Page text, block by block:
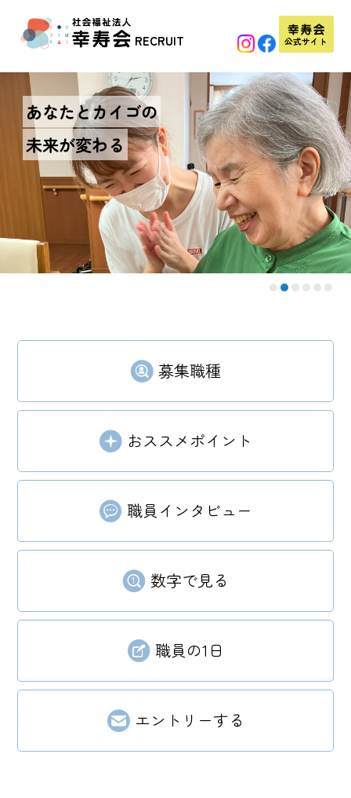
RECRUIT 公式サイト
3
あなたとカイゴの
未来が変わる
募集職種
おススメポイント
職員インタビュー
数字で見る
職員の1日
エントリーする